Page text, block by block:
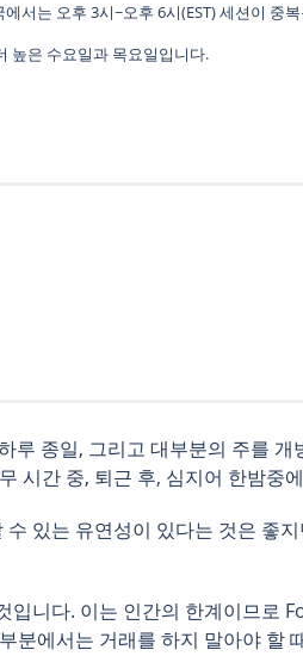
서는 오후 3시~오후 6시(EST) 세션이 중
높은 수요일과 목요일입니다.
종일, 그리고 대부분의 주를
시간 중, 퇴근 후, 심지어 한밤중
있는 유연성이 있다는 것은 좋
니다. 이는 인간의 한계이므로
분에서는 거래를 하지 말아야 할